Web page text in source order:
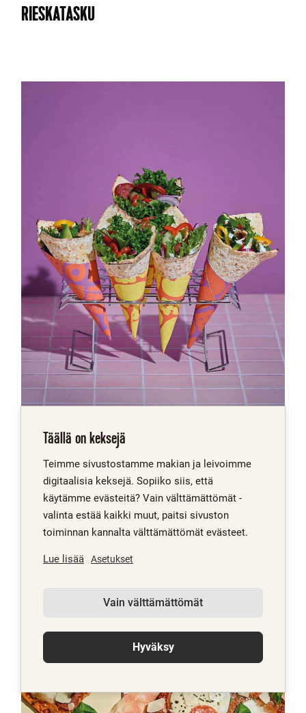
RIESKATASKU
RIESKATÖTTERÖ SKAGEN & PAAHTOPAISTI
Täällä on keksejä
Teimme sivustostamme makian ja leivoimme
digitaalisia keksejä. Sopiiko siis, että
käytämme evästeitä? Vain välttämättömät -
valinta estää kaikki muut, paitsi sivuston
toiminnan kannalta välttämättömät evästeet.
Lue lisää Asetukset
Vain välttämättömät
Hyväksy